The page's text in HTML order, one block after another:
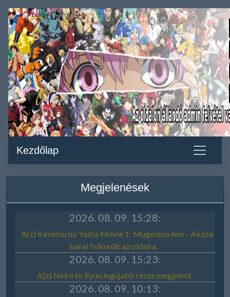
Kezdőlap
Megjelenések